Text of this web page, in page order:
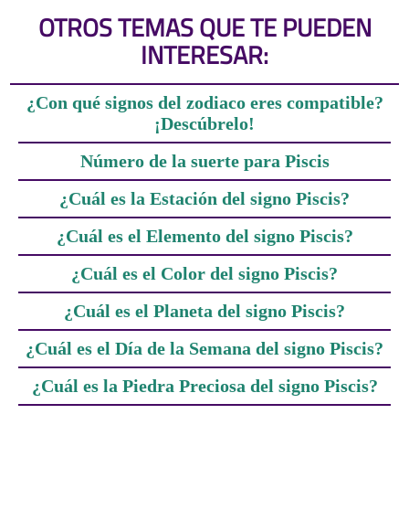
OTROS TEMAS QUE TE PUEDEN
INTERESAR:
¿Con qué signos del zodiaco eres compatible?
¡Descúbrelo!
Número de la suerte para Piscis
¿Cuál es la Estación del signo Piscis?
¿Cuál es el Elemento del signo Piscis?
¿Cuál es el Color del signo Piscis?
¿Cuál es el Planeta del signo Piscis?
¿Cuál es el Día de la Semana del signo Piscis?
¿Cuál es la Piedra Preciosa del signo Piscis?